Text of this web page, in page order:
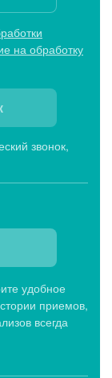
на обработку
звонок,
удобное
приемов,
всегда